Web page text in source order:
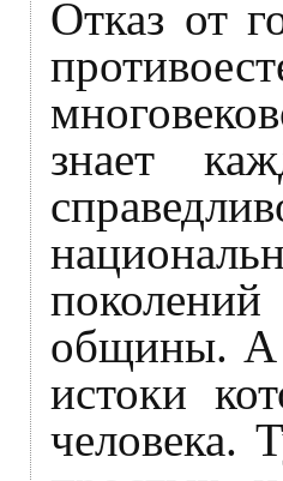
Отказ от
знает
общины. А
истоки
человека.